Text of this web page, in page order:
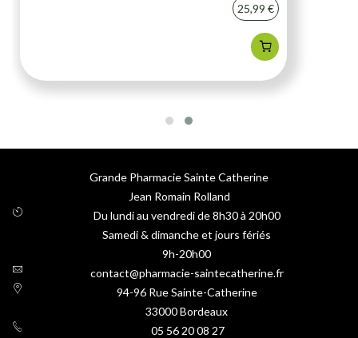
25,99 €
Grande Pharmacie Sainte Catherine
Jean Romain Rolland
Du lundi au vendredi de 8h30 à 20h00
Samedi & dimanche et jours fériés
9h-20h00
contact@pharmacie-saintecatherine.fr
94-96 Rue Sainte-Catherine
33000Bordeaux
05 56 20 08 27